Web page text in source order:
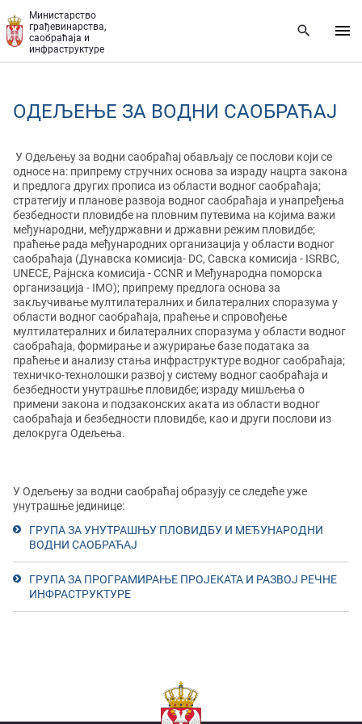
Министарство
грађевинарства,
саобраћаја и
инфраструктуре
ОДЕЉЕЊЕ ЗА ВОДНИ САОБРАЋАЈ
У Одељењу за водни саобраћај обављају се послови који се
односе на: припрему стручних основа за израду нацрта закона
и предлога других прописа из области водног саобраћаја;
стратегију и планове развоја водног саобраћаја и унапређења
безбедности пловидбе на пловним путевима на којима важи
међународни, међудржавни и државни режим пловидбе;
праћење рада међународних организација у области водног
саобраћаја (Дунавска комисија- DC, Савска комисија - ISRBC,
UNECE, Рајнска комисија - CCNR и Међународна поморска
организација - IMO); припрему предлога основа за
закључивање мултилатералних и билатералних споразума у
области водног саобраћаја, праћење и спровођење
мултилатералних и билатералних споразума у области водног
саобраћаја, формирање и ажурирање базе података за
праћење и анализу стања инфраструктуре водног саобраћаја;
техничко-технолошки развој у систему водног саобраћаја и
безбедности унутрашње пловидбе; израду мишљења о
примени закона и подзаконских аката из области водног
саобраћаја и безбедности пловидбе, као и други послови из
делокруга Одељења.
У Одељењу за водни саобраћај образују се следеће уже
унутрашње јединице:
ГРУПА ЗА УНУТРАШЊУ ПЛОВИДБУ И МЕЂУНАРОДНИ
ВОДНИ САОБРАЋАЈ
ГРУПА ЗА ПРОГРАМИРАЊЕ ПРОЈЕКАТА И РАЗВОЈ РЕЧНЕ
ИНФРАСТРУКТУРЕ